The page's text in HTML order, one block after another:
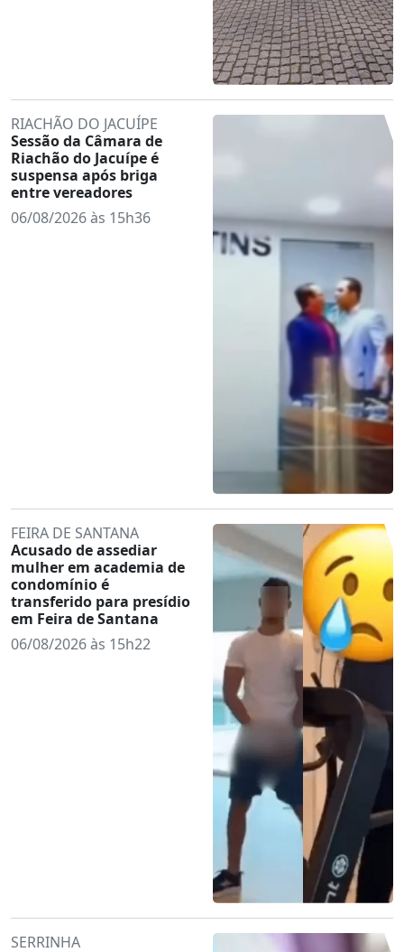
RIACHÃO DO JACUÍPE
Sessão da Câmara de
Riachão do Jacuípe é
suspensa após briga
entre vereadores
06/08/2026 às 15h36
FEIRA DE SANTANA
Acusado de assediar
mulher em academia de
condomínio é
transferido para presídio
em Feira de Santana
06/08/2026 às 15h22
SERRINHA